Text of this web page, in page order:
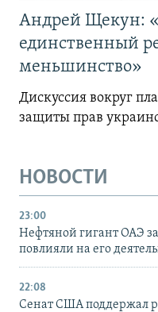
Андрей Щекун:
единственный
меньшинство»
Дискуссия вокруг
защиты прав
НОВОСТИ
23:00
Нефтяной гигант ОАЭ
повлияли на его
22:08
Сенат США поддержал